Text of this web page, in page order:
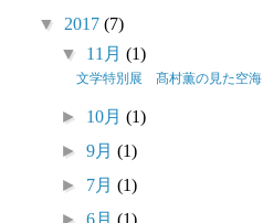
▼ 2017(7)
▼ 11月 (1)
文学特別展 髙村薫の見た空海
► 10月 (1)
► 9月 (1)
► 7月 (1)
► 6月 (1)